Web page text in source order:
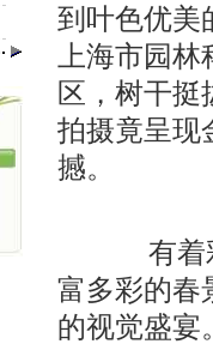
到叶色优美
上海市园
区，树干挺
拍摄竟呈现
撼。
有着彩
富多彩的春
的视觉盛宴